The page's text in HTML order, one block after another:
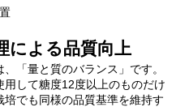
みシリーズの特徴
基準
による品質向上
「量と質のバランス」です。
して糖度12度以上のものだけ
でも同様の品質基準を維持す